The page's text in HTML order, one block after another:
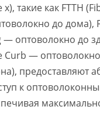
такие как FTTH
до дома),
оптоволокно до
Curb —
предоставляют
к